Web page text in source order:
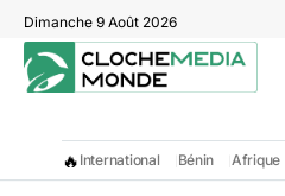
Dimanche 9 Août 2026
🔥 International Bénin Afrique